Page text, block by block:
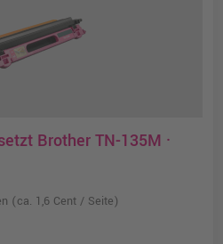
Brother TN-135M ·
(ca. 1,6 Cent / Seite)